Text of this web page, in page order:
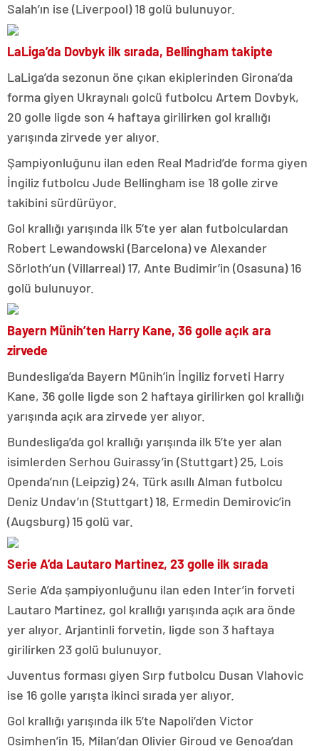
Salah’ın ise (Liverpool) 18 golü bulunuyor.
LaLiga’da Dovbyk ilk sırada, Bellingham takipte
LaLiga’da sezonun öne çıkan ekiplerinden Girona’da
forma giyen Ukraynalı golcü futbolcu Artem Dovbyk,
20 golle ligde son 4 haftaya girilirken gol krallığı
yarışında zirvede yer alıyor.
Şampiyonluğunu ilan eden Real Madrid’de forma giyen
İngiliz futbolcu Jude Bellingham ise 18 golle zirve
takibini sürdürüyor.
Gol krallığı yarışında ilk 5’te yer alan futbolculardan
Robert Lewandowski (Barcelona) ve Alexander
Sörloth’un (Villarreal) 17, Ante Budimir’in (Osasuna) 16
golü bulunuyor.
Bayern Münih’ten Harry Kane, 36 golle açık ara
zirvede
Bundesliga’da Bayern Münih’in İngiliz forveti Harry
Kane, 36 golle ligde son 2 haftaya girilirken gol krallığı
yarışında açık ara zirvede yer alıyor.
Bundesliga’da gol krallığı yarışında ilk 5’te yer alan
isimlerden Serhou Guirassy’in (Stuttgart) 25, Lois
Openda’nın (Leipzig) 24, Türk asıllı Alman futbolcu
Deniz Undav’ın (Stuttgart) 18, Ermedin Demirovic’in
(Augsburg) 15 golü var.
Serie A’da Lautaro Martinez, 23 golle ilk sırada
Serie A’da şampiyonluğunu ilan eden Inter’in forveti
Lautaro Martinez, gol krallığı yarışında açık ara önde
yer alıyor. Arjantinli forvetin, ligde son 3 haftaya
girilirken 23 golü bulunuyor.
Juventus forması giyen Sırp futbolcu Dusan Vlahovic
ise 16 golle yarışta ikinci sırada yer alıyor.
Gol krallığı yarışında ilk 5’te Napoli’den Victor
Osimhen’in 15, Milan’dan Olivier Giroud ve Genoa’dan